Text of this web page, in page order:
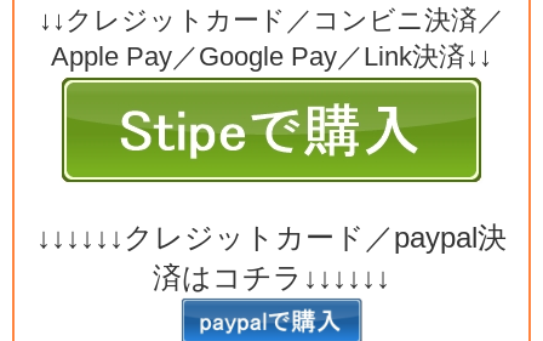
↓↓クレジットカード／コンビニ決済／
Apple Pay／Google Pay／Link決済↓↓
↓↓↓↓↓↓クレジットカード／paypal決
済はコチラ↓↓↓↓↓↓